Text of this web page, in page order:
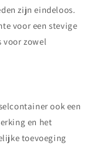
zijn eindeloos.
voor een stevige
voor zowel
ook een
en het
toevoeging